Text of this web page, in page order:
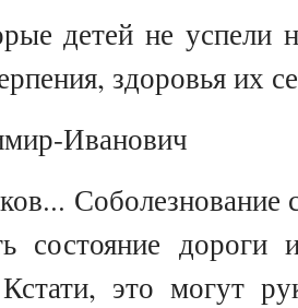
детей не успели
здоровья их
Иванович
Соболезнование
состояние дороги
это могут